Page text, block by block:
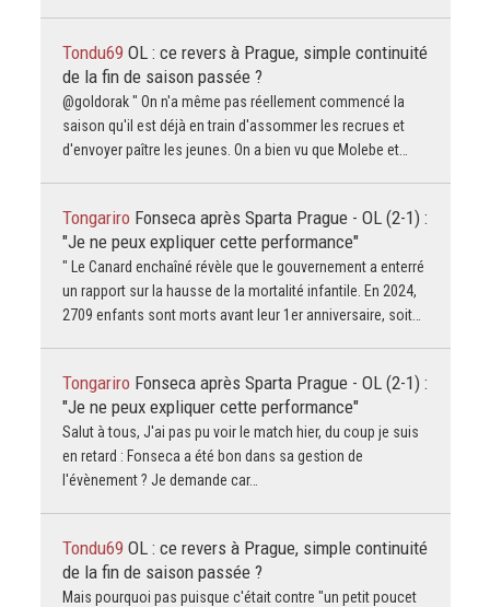
Tondu69 OL : ce revers à Prague, simple continuité
de la fin de saison passée ?
@goldorak " On n'a même pas réellement commencé la
saison qu'il est déjà en train d'assommer les recrues et
d'envoyer paître les jeunes. On a bien vu que Molebe et…
Tongariro Fonseca après Sparta Prague - OL (2-1) :
"Je ne peux expliquer cette performance"
" Le Canard enchaîné révèle que le gouvernement a enterré
un rapport sur la hausse de la mortalité infantile. En 2024,
2709 enfants sont morts avant leur 1er anniversaire, soit…
Tongariro Fonseca après Sparta Prague - OL (2-1) :
"Je ne peux expliquer cette performance"
Salut à tous, J'ai pas pu voir le match hier, du coup je suis
en retard : Fonseca a été bon dans sa gestion de
l'évènement ? Je demande car…
Tondu69 OL : ce revers à Prague, simple continuité
de la fin de saison passée ?
Mais pourquoi pas puisque c'était contre "un petit poucet